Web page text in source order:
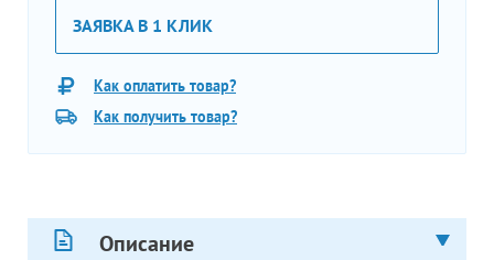
ЗАЯВКА В 1 КЛИК
Как оплатить товар?
Как получить товар?
Описание